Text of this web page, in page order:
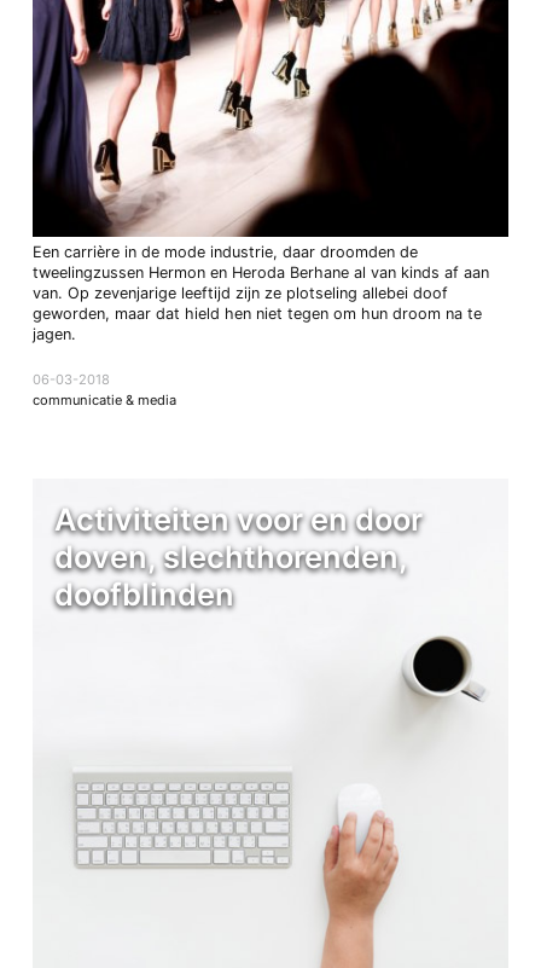
Een carrière in de mode industrie, daar droomden de
tweelingzussen Hermon en Heroda Berhane al van kinds af aan
van. Op zevenjarige leeftijd zijn ze plotseling allebei doof
geworden, maar dat hield hen niet tegen om hun droom na te
jagen.
06-03-2018
communicatie & media
Activiteiten voor en door
doven, slechthorenden,
doofblinden